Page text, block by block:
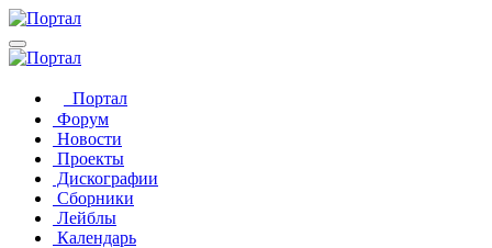
Портал
Форум
Новости
Проекты
Дискографии
Сборники
Лейблы
Календарь